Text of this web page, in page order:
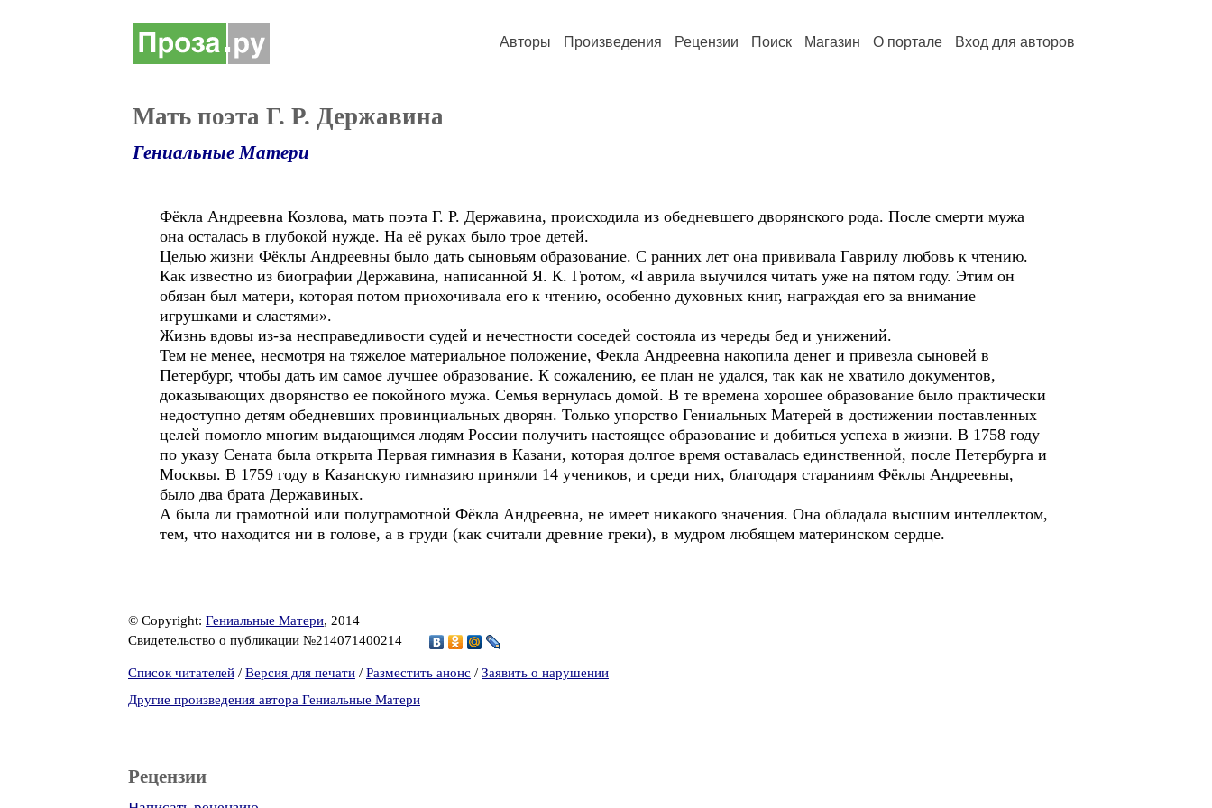
Авторы Произведения Рецензии Поиск Магазин О портале Вход для авторов
Мать поэта Г. Р. Державина
Гениальные Матери
Фёкла Андреевна Козлова, мать поэта Г. Р. Державина, происходила из обедневшего дворянского рода. После смерти мужа
она осталась в глубокой нужде. На её руках было трое детей.
Целью жизни Фёклы Андреевны было дать сыновьям образование. С ранних лет она прививала Гаврилу любовь к чтению.
Как известно из биографии Державина, написанной Я. К. Гротом, «Гаврила выучился читать уже на пятом году. Этим он
обязан был матери, которая потом приохочивала его к чтению, особенно духовных книг, награждая его за внимание
игрушками и сластями».
Жизнь вдовы из-за несправедливости судей и нечестности соседей состояла из череды бед и унижений.
Тем не менее, несмотря на тяжелое материальное положение, Фекла Андреевна накопила денег и привезла сыновей в
Петербург, чтобы дать им самое лучшее образование. К сожалению, ее план не удался, так как не хватило документов,
доказывающих дворянство ее покойного мужа. Семья вернулась домой. В те времена хорошее образование было практически
недоступно детям обедневших провинциальных дворян. Только упорство Гениальных Матерей в достижении поставленных
целей помогло многим выдающимся людям России получить настоящее образование и добиться успеха в жизни. В 1758 году
по указу Сената была открыта Первая гимназия в Казани, которая долгое время оставалась единственной, после Петербурга и
Москвы. В 1759 году в Казанскую гимназию приняли 14 учеников, и среди них, благодаря стараниям Фёклы Андреевны,
было два брата Державиных.
А была ли грамотной или полуграмотной Фёкла Андреевна, не имеет никакого значения. Она обладала высшим интеллектом,
тем, что находится ни в голове, а в груди (как считали древние греки), в мудром любящем материнском сердце.
© Copyright: Гениальные Матери, 2014
Свидетельство о публикации №214071400214
Список читателей / Версия для печати / Разместить анонс / Заявить о нарушении
Другие произведения автора Гениальные Матери
Рецензии